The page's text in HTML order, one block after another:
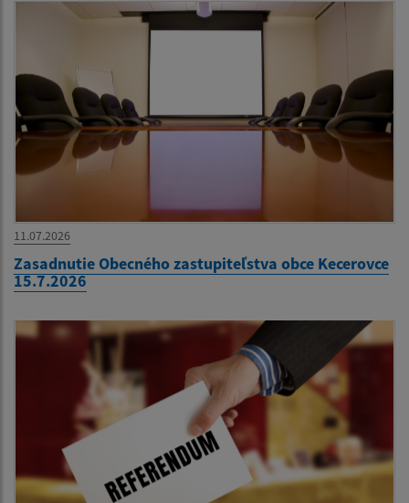
11.07.2026
Zasadnutie Obecného zastupiteľstva obce Kecerovce
15.7.2026